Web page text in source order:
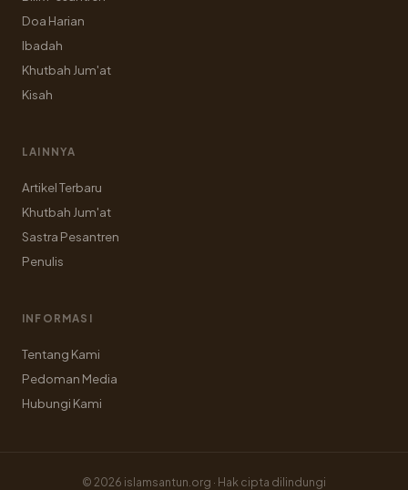
Doa Harian
Ibadah
Khutbah Jum'at
Kisah
LAINNYA
Artikel Terbaru
Khutbah Jum'at
Sastra Pesantren
Penulis
INFORMASI
Tentang Kami
Pedoman Media
Hubungi Kami
© 2026 islamsantun.org · Hak cipta dilindungi